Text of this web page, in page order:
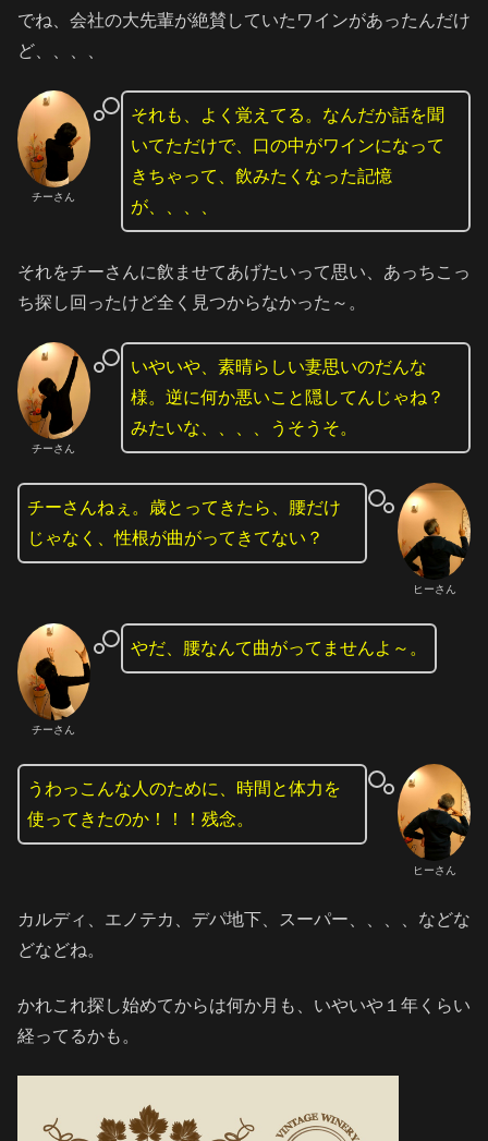
でね、会社の大先輩が絶賛していたワインがあったんだけ
ど、、、、
チーさん
それも、よく覚えてる。なんだか話を聞
いてただけで、口の中がワインになって
きちゃって、飲みたくなった記憶
が、、、、
それをチーさんに飲ませてあげたいって思い、あっちこっ
ち探し回ったけど全く見つからなかった～。
チーさん
いやいや、素晴らしい妻思いのだんな
様。逆に何か悪いこと隠してんじゃね？
みたいな、、、、うそうそ。
ヒーさん
チーさんねぇ。歳とってきたら、腰だけ
じゃなく、性根が曲がってきてない？
チーさん
やだ、腰なんて曲がってませんよ～。
ヒーさん
うわっこんな人のために、時間と体力を
使ってきたのか！！！残念。
カルディ、エノテカ、デパ地下、スーパー、、、、などな
どなどね。
かれこれ探し始めてからは何か月も、いやいや１年くらい
経ってるかも。